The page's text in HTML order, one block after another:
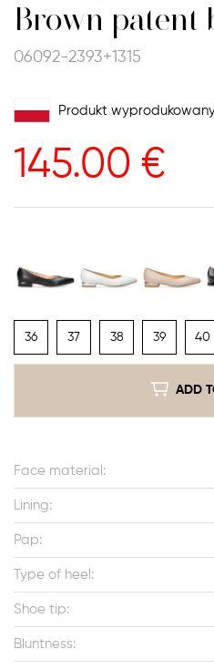
Brown patent
06092-2393+1315
Produkt
145.00 €
36 37 38 39 40
ADD
Face material:
Lining:
Pap:
Type of heel:
Shoe tip:
Bluntness: